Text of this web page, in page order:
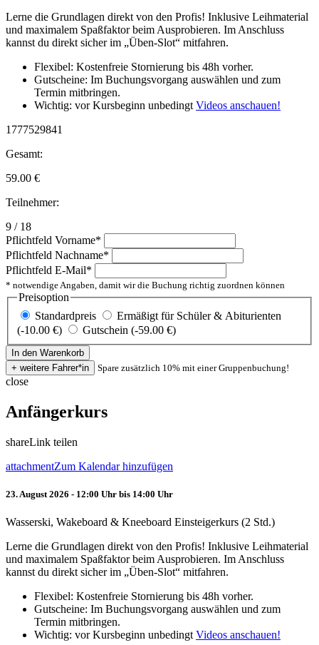
Lerne die Grundlagen direkt von den Profis! Inklusive Leihmaterial
und maximalem Spaßfaktor beim Ausprobieren. Im Anschluss
kannst du direkt sicher im „Üben-Slot“ mitfahren.
Flexibel: Kostenfreie Stornierung bis 48h vorher.
Gutscheine: Im Buchungsvorgang auswählen und zum
Termin mitbringen.
Wichtig: vor Kursbeginn unbedingt Videos anschauen!
1777529841
Gesamt:
59.00 €
Teilnehmer:
9 / 18
Pflichtfeld Vorname*
Pflichtfeld Nachname*
Pflichtfeld E-Mail*
* notwendige Angaben, damit wir die Buchung richtig zuordnen können
Preisoption
Standardpreis
Ermäßigt für Schüler & Abiturienten
(-10.00 €)
Gutschein (-59.00 €)
Spare zusätzlich 10% mit einer Gruppenbuchung!
close
Anfängerkurs
shareLink teilen
attachmentZum Kalendar hinzufügen
23. August 2026 - 12:00 Uhr bis 14:00 Uhr
Wasserski, Wakeboard & Kneeboard Einsteigerkurs (2 Std.)
Lerne die Grundlagen direkt von den Profis! Inklusive Leihmaterial
und maximalem Spaßfaktor beim Ausprobieren. Im Anschluss
kannst du direkt sicher im „Üben-Slot“ mitfahren.
Flexibel: Kostenfreie Stornierung bis 48h vorher.
Gutscheine: Im Buchungsvorgang auswählen und zum
Termin mitbringen.
Wichtig: vor Kursbeginn unbedingt Videos anschauen!